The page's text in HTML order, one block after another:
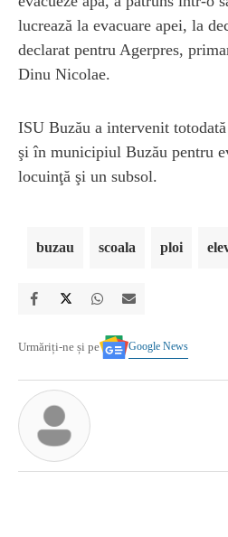
lucrează la evacuare apei, la
declarat pentru Agerpres,
Dinu Nicolae.
ISU Buzău a intervenit
şi în municipiul Buzău pentru
locuinţă şi un subsol.
buzau scoala ploi
Urmăriți-ne și pe Google News